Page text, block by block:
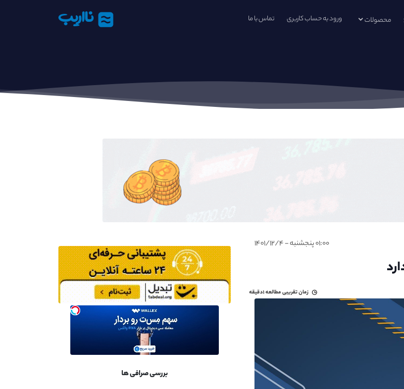
محصولات ورود به حساب کاربری تماس با ما نااریب
۰۱:۰۰ پنجشنبه - ۱۴۰۱/۱۲/۴
زمان تقریبی مطالعه۱دقیقه
بررسی صرافی ها